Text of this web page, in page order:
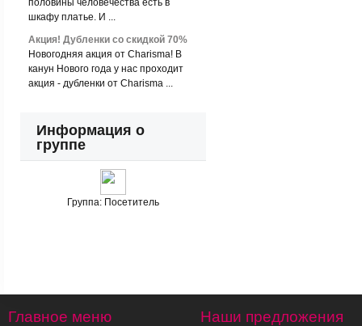
половины человечества есть в
шкафу платье. И ...
Акция! Дубленки со скидкой 70%
Новогодняя акция от Charisma! В
канун Нового года у нас проходит
акция - дубленки от Charisma ...
Информация о
группе
Группа: Посетитель
Главное меню Наши предложения